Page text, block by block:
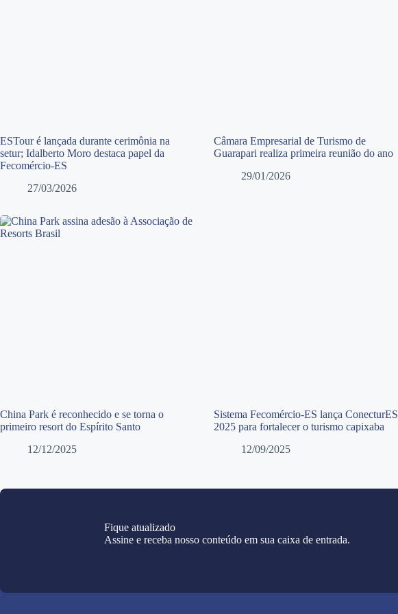
ESTour é lançada durante cerimônia na
setur; Idalberto Moro destaca papel da
Fecomércio-ES
27/03/2026
Câmara Empresarial de Turismo de
Guarapari realiza primeira reunião do ano
29/01/2026
China Park é reconhecido e se torna o
primeiro resort do Espírito Santo
12/12/2025
Sistema Fecomércio-ES lança ConecturES
2025 para fortalecer o turismo capixaba
12/09/2025
Fique atualizado
Assine e receba nosso conteúdo em sua caixa de entrada.